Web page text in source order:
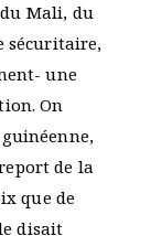
Mali, du
sécuritaire,
une
On
de la
que de
disait